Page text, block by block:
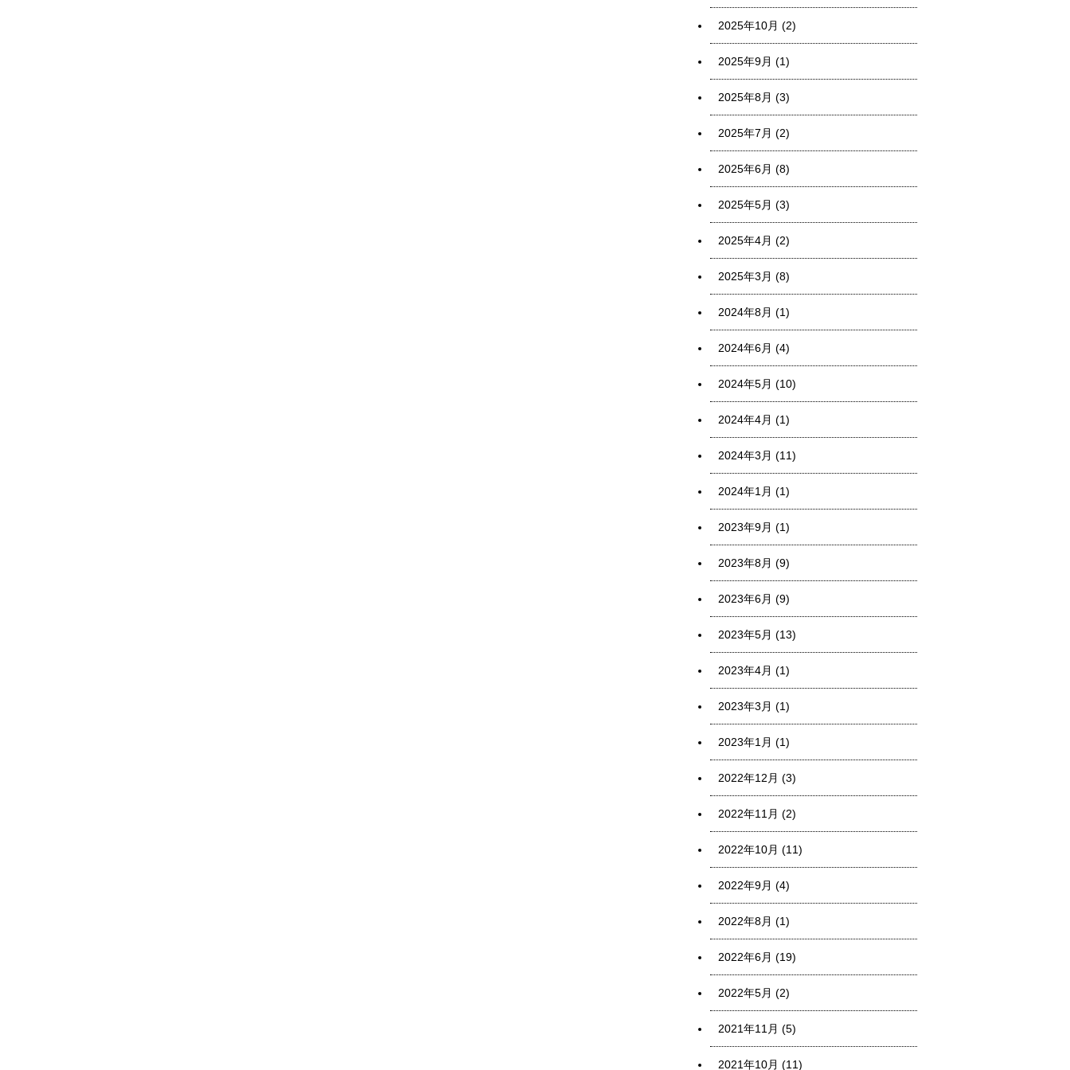
2025年10月 (2)
2025年9月 (1)
2025年8月 (3)
2025年7月 (2)
2025年6月 (8)
2025年5月 (3)
2025年4月 (2)
2025年3月 (8)
2024年8月 (1)
2024年6月 (4)
2024年5月 (10)
2024年4月 (1)
2024年3月 (11)
2024年1月 (1)
2023年9月 (1)
2023年8月 (9)
2023年6月 (9)
2023年5月 (13)
2023年4月 (1)
2023年3月 (1)
2023年1月 (1)
2022年12月 (3)
2022年11月 (2)
2022年10月 (11)
2022年9月 (4)
2022年8月 (1)
2022年6月 (19)
2022年5月 (2)
2021年11月 (5)
2021年10月 (11)